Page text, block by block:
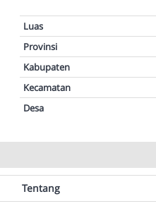
Luas
Provinsi
Kabupaten
Kecamatan
Desa
Tentang